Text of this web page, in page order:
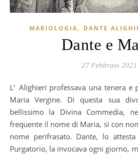
MARIOLOGIA, DANTE
Dante e
27 Febbraio 2021
L’Alighieri professava una tenera e profonda divozione a
Maria Vergine. Di questa sua
bellissimo la Divina Commedia,
frequente il nome di Maria, sì con
nome perifrasato. Dante, lo
Purgatorio, la invocava ogni giorno,